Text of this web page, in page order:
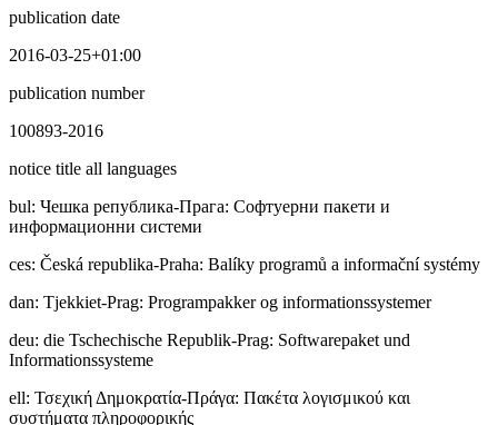
publication date
2016-03-25+01:00
publication number
100893-2016
notice title all languages
bul: Чешка република-Прага: Софтуерни пакети и
информационни системи
ces: Česká republika-Praha: Balíky programů a informační systémy
dan: Tjekkiet-Prag: Programpakker og informationssystemer
deu: die Tschechische Republik-Prag: Softwarepaket und
Informationssysteme
ell: Τσεχική Δημοκρατία-Πράγα: Πακέτα λογισμικού και
συστήματα πληροφορικής